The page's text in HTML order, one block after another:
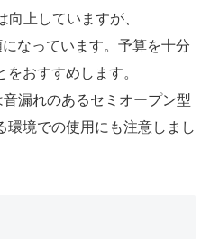
上していますが、
なっています。予算を十分
おすすめします。
漏れのあるセミオープン型
環境での使用にも注意しまし